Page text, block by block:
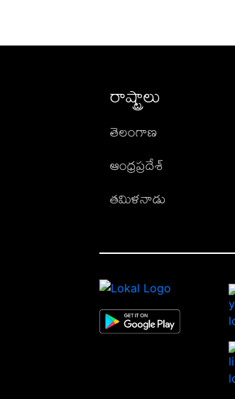
రాష్ట్రాలు
తెలంగాణ
ఆంధ్రప్రదేశ్
తమిళనాడు